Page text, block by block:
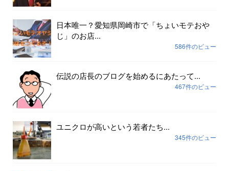
日本唯一？愛知県岡崎市で「ちょいモテおや
じ」のお店...
586件のビュー
伝説の店長のブログを始めるにあたって...
467件のビュー
ユニクロが高いという若者たち...
345件のビュー